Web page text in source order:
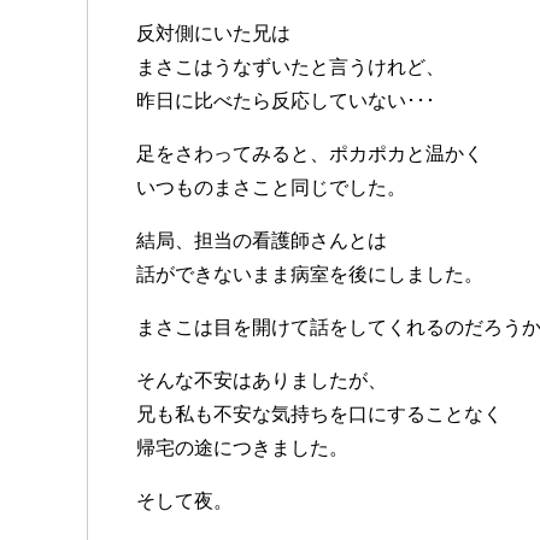
反対側にいた兄は
まさこはうなずいたと言うけれど、
昨日に比べたら反応していない･･･
足をさわってみると、ポカポカと温かく
いつものまさこと同じでした。
結局、担当の看護師さんとは
話ができないまま病室を後にしました。
まさこは目を開けて話をしてくれるのだろう
そんな不安はありましたが、
兄も私も不安な気持ちを口にすることなく
帰宅の途につきました。
そして夜。